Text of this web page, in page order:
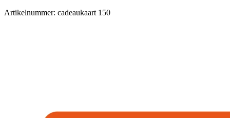
Artikelnummer: cadeaukaart 150